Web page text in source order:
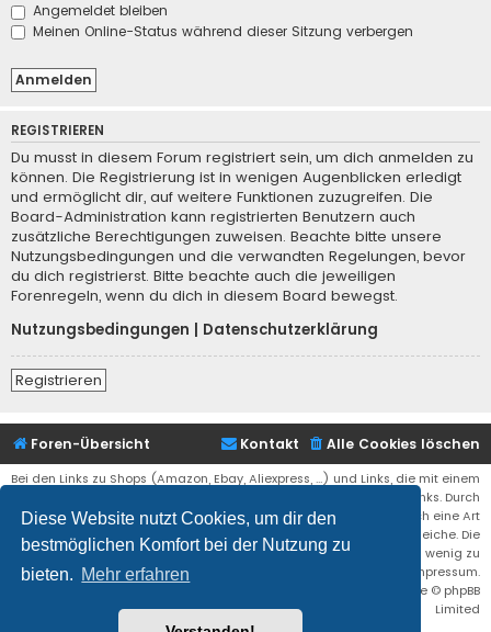
Diese Website nutzt Cookies, um dir den
bestmöglichen Komfort bei der Nutzung zu
bieten. Mehr erfahren
Angemeldet bleiben
Meinen Online-Status während dieser Sitzung verbergen
REGISTRIEREN
Du musst in diesem Forum registriert sein, um dich anmelden zu
können. Die Registrierung ist in wenigen Augenblicken erledigt
und ermöglicht dir, auf weitere Funktionen zuzugreifen. Die
Board-Administration kann registrierten Benutzern auch
zusätzliche Berechtigungen zuweisen. Beachte bitte unsere
Nutzungsbedingungen und die verwandten Regelungen, bevor
du dich registrierst. Bitte beachte auch die jeweiligen
Forenregeln, wenn du dich in diesem Board bewegst.
Nutzungsbedingungen
Datenschutzerklärung
Registrieren
Foren-Übersicht Alle Cookies löschen
Kontakt
Bei den Links zu Shops (Amazon, Ebay, Aliexpress, ...) und Links, die mit einem
Stern (*) markiert sind, kann es sich um sogenannte Affiliate Links. Durch
den Kauf eines Produktes über einen Affiliate Link erhälte ich eine Art
Umsatzbeteiligung gutgeschrieben. Für euch bleibt der Preis der gleiche. Die
Einnahmen helfen die Hostgebühren für diese Webseite ein wenig zu
reduzieren. Siehe auch das Impressum.
® Forum Software © phpBB
Limited